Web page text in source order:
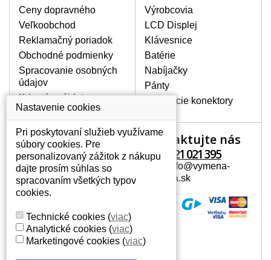
BALENIE OBSAHUJE:
Nový displej k notebooku HP PAVILION
DV6-1050EP
Ceny dopravného
Veľkoobchod
Reklamačný poriadok
Obchodné podmienky
Spracovanie osobných
údajov
Kde nás nájdete
Výrobcovia
LCD Displej
Klávesnice
Batérie
Nabíjačky
Pánty
Napájacie konektory
Váš účet
Váš účet
Osobné informácie
Adresy
Kontaktujte nás
+421 221 021 395
Mail: info@vymena-
displeja.sk
Nastavenie cookies
Pri poskytovaní služieb využívame
súbory cookies. Pre
personalizovaný zážitok z nákupu
dajte prosím súhlas so
spracovaním všetkých typov
cookies.
Technické cookies (viac)
Analytické cookies (viac)
Marketingové cookies (viac)